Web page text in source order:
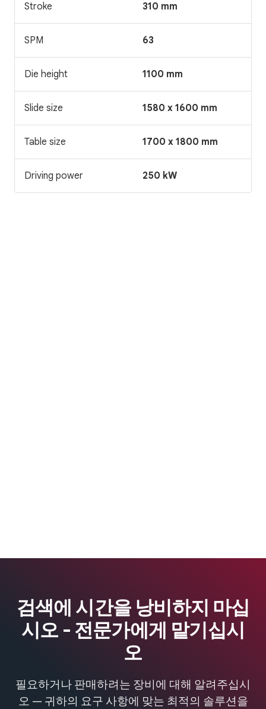
Stroke 310 mm
SPM 63
Die height 1100 mm
Slide size 1580 x 1600 mm
Table size 1700 x 1800 mm
Driving power 250 kW
검색에 시간을 낭비하지 마십
시오 - 전문가에게 맡기십시
오
필요하거나 판매하려는 장비에 대해 알려주십시
오 — 귀하의 요구 사항에 맞는 최적의 솔루션을